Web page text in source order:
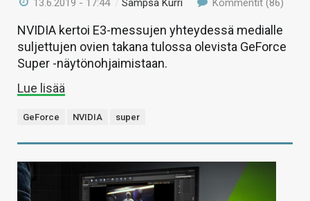
13.6.2019 - 17:44 /Sampsa Kurri Kommentit (86)
NVIDIA kertoi E3-messujen yhteydessä medialle
suljettujen ovien takana tulossa olevista GeForce
Super -näytönohjaimistaan.
Lue lisää
GeForce NVIDIA super